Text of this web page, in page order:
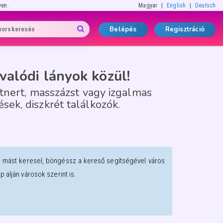
Magyar English Deutsch
Belépés Regisztráció
lányok közül!
masszázst vagy izgalmas
diszkrét találkozók.
keresel, böngéssz a kereső segítségével város
alján városok szerint is.